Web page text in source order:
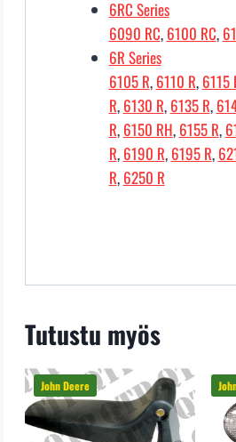
6RC Series
6090 RC, 6100 RC,
6R Series
6105 R, 6110 R, 6115
R, 6130 R, 6135 R,
R, 6150 RH, 6155 R,
R, 6190 R, 6195 R,
R, 6250 R
Tutustu myös